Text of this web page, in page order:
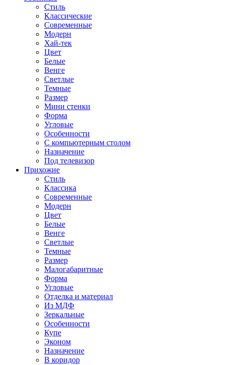
Стиль
Классические
Современные
Модерн
Хай-тек
Цвет
Белые
Венге
Светлые
Темные
Размер
Мини стенки
Форма
Угловые
Особенности
С компьютерным столом
Назначение
Под телевизор
Прихожие
Стиль
Классика
Современные
Модерн
Цвет
Белые
Венге
Светлые
Темные
Размер
Малогабаритные
Форма
Угловые
Отделка и материал
Из МДФ
Зеркальные
Особенности
Купе
Эконом
Назначение
В коридор